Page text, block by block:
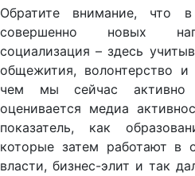
Обратите внимание, что
совершенно новых
социализация – здесь
общежития, волонтерство
чем мы сейчас активно
оценивается медиа
показатель, как
которые затем работают в
власти, бизнес-элит и так